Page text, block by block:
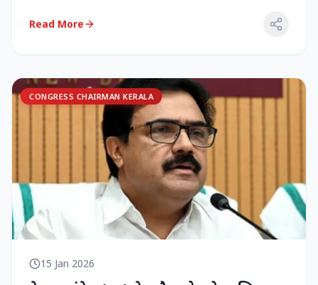
Read More
CONGRESS CHAIRMAN KERALA
15 Jan 2026